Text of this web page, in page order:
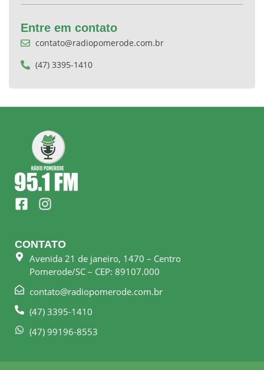
Entre em contato
contato@radiopomerode.com.br
(47) 3395-1410
F
a
e
b
o
k
s
q
a
I
n
t
a
g
r
a
m
CONTATO
Avenida 21 de janeiro, 1470 – Centro
Pomerode/SC – CEP: 89107.000
contato@radiopomerode.com.br
(47) 3395-1410
(47) 99196-8553